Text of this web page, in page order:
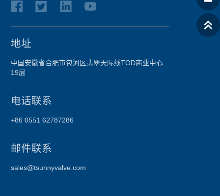
地址
中国安徽省合肥市包河区翡翠天际线TOD商业中心
19层
电话联系
+86 0551 62787286
邮件联系
sales@tsunnyvalve.com